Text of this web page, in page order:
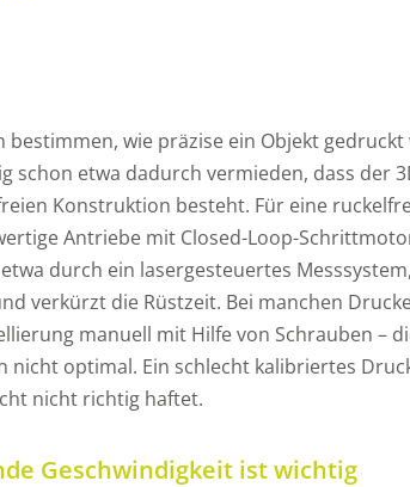
bestimmen, wie präzise ein Objekt
schon etwa dadurch vermieden, dass der
Konstruktion besteht. Für eine
Antriebe mit Closed-Loop-
durch ein lasergesteuertes
verkürzt die Rüstzeit. Bei manchen
manuell mit Hilfe von Schrauben –
nicht optimal. Ein schlecht kalibriertes
nicht richtig haftet.
Geschwindigkeit ist wichtig